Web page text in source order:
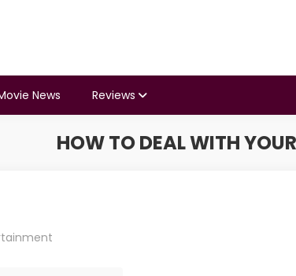
News Reviews
HOW TO DEAL WITH